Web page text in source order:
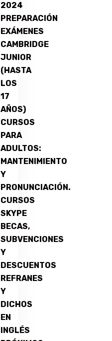
2024
PREPARACIÓN
EXÁMENES
CAMBRIDGE
JUNIOR
(HASTA
LOS
17
AÑOS)
CURSOS
PARA
ADULTOS:
MANTENIMIENTO
Y
PRONUNCIACIÓN.
CURSOS
SKYPE
BECAS,
SUBVENCIONES
Y
DESCUENTOS
REFRANES
Y
DICHOS
EN
INGLÉS